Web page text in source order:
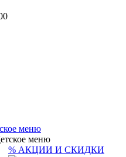
меню
% АКЦИИ И СКИДКИ